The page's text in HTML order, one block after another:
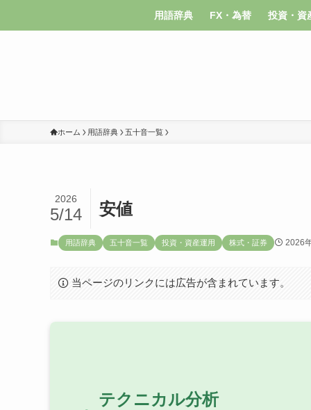
用語辞典 FX・為替 投資・資
ホーム 用語辞典 五十音一覧
安値
2026
5/14
用語辞典 五十音一覧 投資・資産運用 株式・証券 2026
当ページのリンクには広告が含まれています。